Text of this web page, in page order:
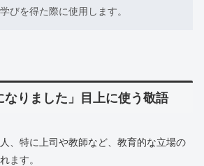
びを得た際に使用します。
なりました」目上に使う敬語
、特に上司や教師など、教育的な立場の
ます。